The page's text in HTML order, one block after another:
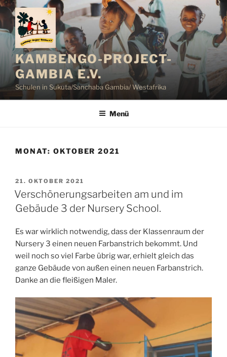
Zum
Inhalt
springen
KAMBENGO-PROJECT-
GAMBIA E.V.
Schulen in Sukuta/Sanchaba Gambia/ Westafrika
Menü
MONAT: OKTOBER 2021
VERÖFFENTLICHT
AM
21. OKTOBER 2021
Verschönerungsarbeiten am und im
Gebäude 3 der Nursery School.
Es war wirklich notwendig, dass der Klassenraum der
Nursery 3 einen neuen Farbanstrich bekommt. Und
weil noch so viel Farbe übrig war, erhielt gleich das
ganze Gebäude von außen einen neuen Farbanstrich.
Danke an die fleißigen Maler.